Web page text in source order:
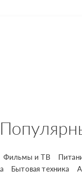
Фильмы и ТВ
Бытовая техника